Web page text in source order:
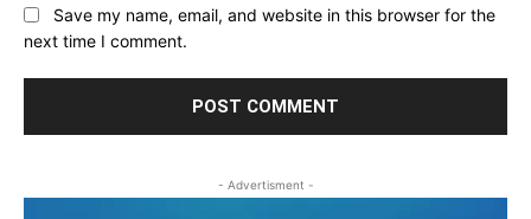
Save my name, email, and website in this browser for the
next time I comment.
- Advertisment -